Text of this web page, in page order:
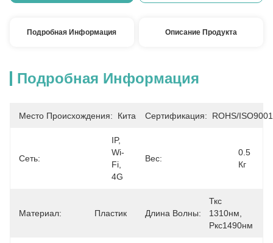
Подробная Информация Описание Продукта
Подробная Информация
Место Происхождения: Китай Сертификация: ROHS/
Сеть:
IP,
Wi-
Fi,
4G
Вес:
0.5
Кг
Материал: Пластик Длина Волны:
Ткс
1310нм,
Ркс1490нм